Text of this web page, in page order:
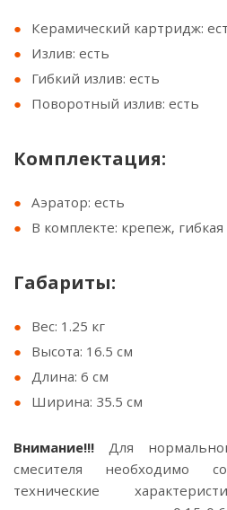
Керамический картридж:
Излив: есть
Гибкий излив: есть
Поворотный излив: есть
Комплектация:
Аэратор: есть
В комплекте: крепеж,
Габариты:
Вес: 1.25 кг
Высота: 16.5 см
Длина: 6 см
Ширина: 35.5 см
Внимание!!! Для
смесителя необходимо
технические